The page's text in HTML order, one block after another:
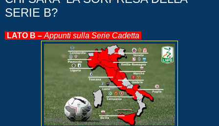
SERIE B?
LATO B –Appunti sulla Serie Cadetta